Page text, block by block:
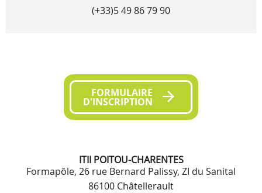
(+33)5 49 86 79 90
FORMULAIRE
D'INSCRIPTION
ITII POITOU-CHARENTES
Formapôle, 26 rue Bernard Palissy, ZI du Sanital
86100 Châtellerault